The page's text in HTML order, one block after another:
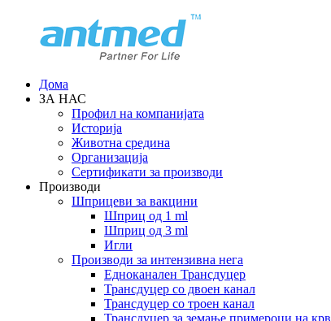
Дома
ЗА НАС
Профил на компанијата
Историја
Животна средина
Организација
Сертификати за производи
Производи
Шприцеви за вакцини
Шприц од 1 ml
Шприц од 3 ml
Игли
Производи за интензивна нега
Едноканален Трансдуцер
Трансдуцер со двоен канал
Трансдуцер со троен канал
Трансдуцер за земање примероци на крв